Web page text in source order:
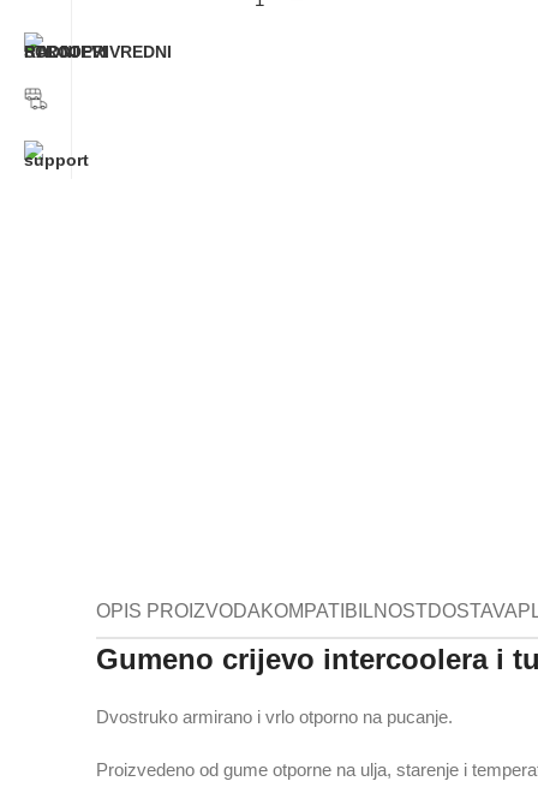
OPIS PROIZVODAKOMPATIBILNOSTDOSTAVA
Gumeno crijevo intercoolera i
Dvostruko armirano i vrlo otporno na pucanje.
Proizvedeno od gume otporne na ulja, starenje i